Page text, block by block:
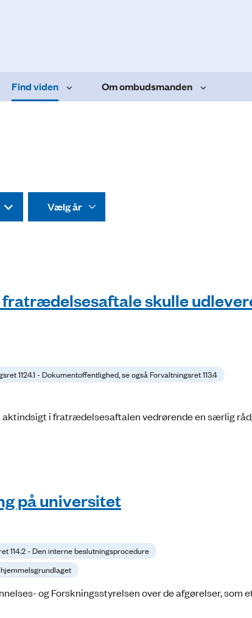
Find viden Om ombudsmanden
skulle
1124.1 - Dokumentoffentlighed, se også Forvaltningsret 113.4
i fratrædelsesaftalen vedrørende en særlig
på universitet
114.2 - Den interne beslutningsprocedure
hjemmelsgrundlaget
og Forskningsstyrelsen over de afgørelser, som